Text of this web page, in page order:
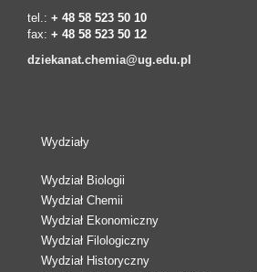
tel.: + 48 58 523 50 10
fax: + 48 58 523 50 12
dziekanat.chemia@ug.edu.pl
Wydziały
Wydział Biologii
Wydział Chemii
Wydział Ekonomiczny
Wydział Filologiczny
Wydział Historyczny